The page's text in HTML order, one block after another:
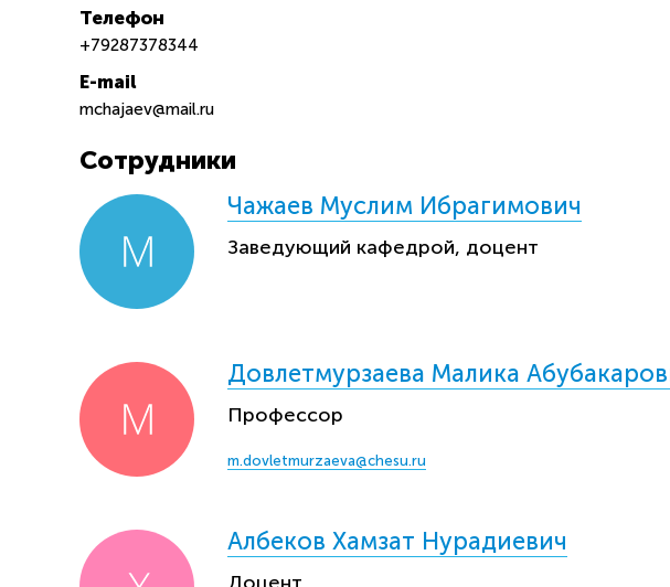
Телефон
+79287378344
E-mail
mchajaev@mail.ru
Сотрудники
Чажаев Муслим Ибрагимович
Заведующий кафедрой, доцент
Довлетмурзаева Малика
Профессор
m.dovletmurzaeva@chesu.ru
Албеков Хамзат Нурадиевич